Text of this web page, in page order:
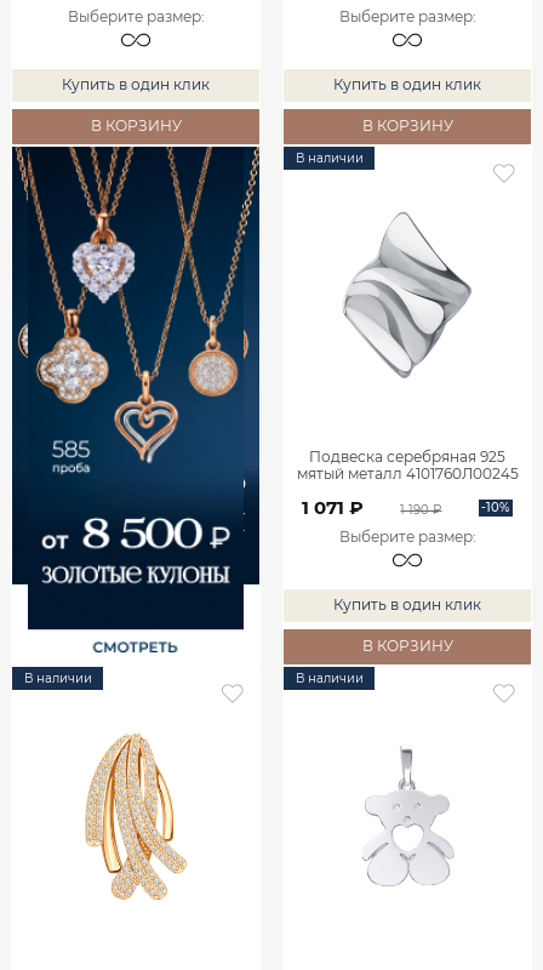
Выберите размер:
Купить в один клик
В КОРЗИНУ
Выберите размер:
Купить в один клик
В КОРЗИНУ
В наличии
Подвеска серебряная 925
мятый металл 4101760Л00245
1 071 ₽ 1 190 ₽ -10%
Выберите размер:
Купить в один клик
В КОРЗИНУ
В наличии В наличии